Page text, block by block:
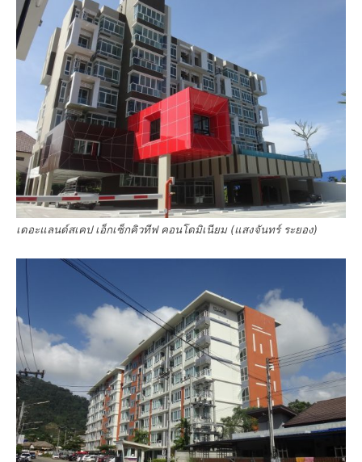
เดอะแลนด์สเคป เอ็กเซ็กคิวทีฟ คอนโดมิเนียม (แสงจันทร์ ระยอง)